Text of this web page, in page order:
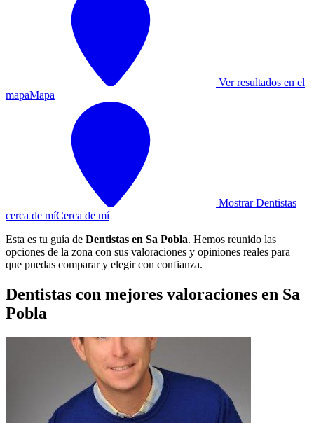
Ver resultados en el
mapaMapa
Mostrar Dentistas
cerca de míCerca de mí
Esta es tu guía de Dentistas en Sa Pobla. Hemos reunido las
opciones de la zona con sus valoraciones y opiniones reales para
que puedas comparar y elegir con confianza.
Dentistas con mejores valoraciones en Sa
Pobla